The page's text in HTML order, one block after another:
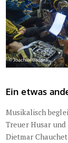
Ein etwas
Musikalisch
Treuer Husar
Dietmar